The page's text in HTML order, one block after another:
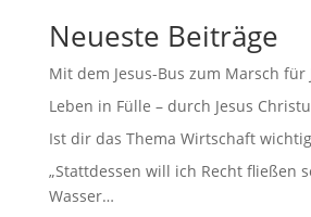
Neueste Beiträge
Mit dem Jesus-Bus zum Marsch für
Leben in Fülle – durch Jesus
Ist dir das Thema Wirtschaft
„Stattdessen will ich Recht fließen
Wasser…